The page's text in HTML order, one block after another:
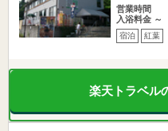
営業時間
入浴料金 ～
宿泊 紅葉
楽天トラベル